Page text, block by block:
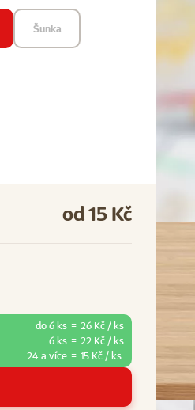
Šunka
od 15 Kč
do 6 ks = 26 Kč / ks
6 ks = 22 Kč / ks
24 a více = 15 Kč / ks